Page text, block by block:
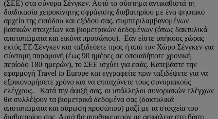
(ΣΕΕ) στα σύνορα Σένγκεν. Αυτό το σύστημα αντικαθιστά τη
διαδικασία χειροκίνητης σφράγισης διαβατηρίου με ένα ψηφιακό
αρχείο της εισόδου και εξόδου σας, συμπεριλαμβανομένων
βασικών στοιχείων και βιομετρικών δεδομένων (όπως δακτυλικά
αποτυπώματα και εικόνα προσώπου). Εάν είστε υπήκοος χώρας
εκτός ΕΕ/Σένγκεν και ταξιδεύετε προς ή από τον Χώρο Σένγκεν για
σύντομη παραμονή (έως 90 ημέρες σε οποιαδήποτε χρονική
περίοδο 180 ημερών), το ΣΕΕ ισχύει για εσάς. Κατεβάστε την
εφαρμογή Travel to Europe και εγγραφείτε πριν ταξιδέψετε για να
εξοικονομήσετε χρόνο και να επιταχύνετε τους συνοριακούς
ελέγχους. Κατά την άφιξή σας, οι υπάλληλοι συνοριακών ελέγχων
θα συλλέξουν τα βιομετρικά δεδομένα σας (δακτυλικά
αποτυπώματα και σάρωση προσώπου) μαζί με τα στοιχεία του
διαβατηρίου σας. Αυτά θα αποθηκευτούν με ασφάλεια στη βάση